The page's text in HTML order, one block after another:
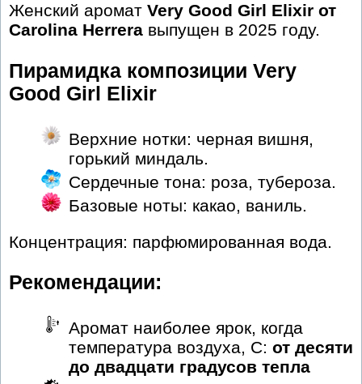
Женский аромат Very Good Girl Elixir от
Carolina Herrera выпущен в 2025 году.
Пирамидка композиции Very
Good Girl Elixir
Верхние нотки: черная вишня,
горький миндаль.
Сердечные тона: роза, тубероза.
Базовые ноты: какао, ваниль.
Концентрация: парфюмированная вода.
Рекомендации:
Аромат наиболее ярок, когда
температура воздуха, С: от десяти
до двадцати градусов тепла